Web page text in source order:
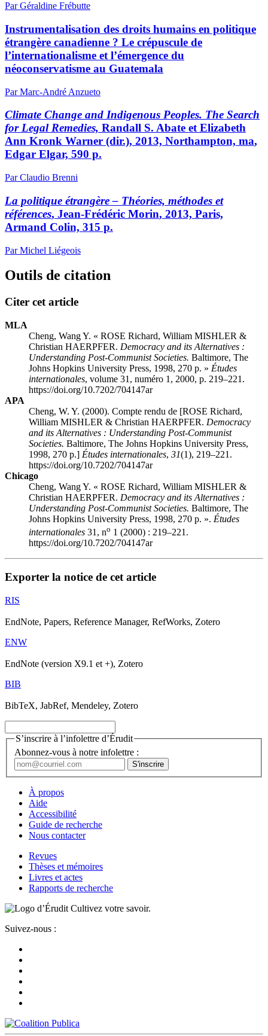
Par Géraldine Frébutte
Instrumentalisation des droits humains en politique
étrangère canadienne ? Le crépuscule de
l’internationalisme et l’émergence du
néoconservatisme au Guatemala
Par Marc-André Anzueto
Climate Change and Indigenous Peoples. The Search
for Legal Remedies, Randall S. Abate et Elizabeth
Ann Kronk Warner (dir.), 2013, Northampton, ma,
Edgar Elgar, 590 p.
Par Claudio Brenni
La politique étrangère – Théories, méthodes et
références, Jean-Frédéric Morin, 2013, Paris,
Armand Colin, 315 p.
Par Michel Liégeois
Outils de citation
Citer cet article
MLA
Cheng, Wang Y. « ROSE Richard, William MISHLER &
Christian HAERPFER. Democracy and its Alternatives :
Understanding Post-Communist Societies. Baltimore, The
Johns Hopkins University Press, 1998, 270 p. » Études
internationales, volume 31, numéro 1, 2000, p. 219–221.
https://doi.org/10.7202/704147ar
APA
Cheng, W. Y. (2000). Compte rendu de [ROSE Richard,
William MISHLER & Christian HAERPFER. Democracy
and its Alternatives : Understanding Post-Communist
Societies. Baltimore, The Johns Hopkins University Press,
1998, 270 p.] Études internationales, 31(1), 219–221.
https://doi.org/10.7202/704147ar
Chicago
Cheng, Wang Y. « ROSE Richard, William MISHLER &
Christian HAERPFER. Democracy and its Alternatives :
Understanding Post-Communist Societies. Baltimore, The
Johns Hopkins University Press, 1998, 270 p. ». Études
internationales 31, no 1 (2000) : 219–221.
https://doi.org/10.7202/704147ar
Exporter la notice de cet article
RIS
EndNote, Papers, Reference Manager, RefWorks, Zotero
ENW
EndNote (version X9.1 et +), Zotero
BIB
BibTeX, JabRef, Mendeley, Zotero
S’inscrire à l’infolettre d’Érudit
Abonnez-vous à notre infolettre :
À propos
Aide
Accessibilité
Guide de recherche
Nous contacter
Revues
Thèses et mémoires
Livres et actes
Rapports de recherche
Cultivez votre savoir.
Suivez-nous :